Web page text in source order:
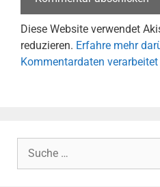
Diese Website verwendet
reduzieren. Erfahre mehr
Kommentardaten verarbeitet
Suche